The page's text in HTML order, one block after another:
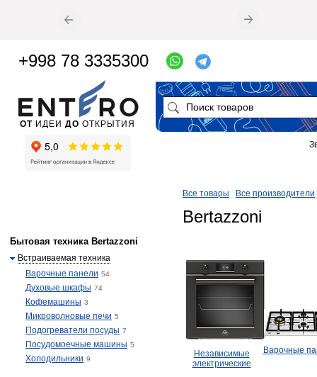
Все товары Все производители
Bertazzoni
Независимые
электрические
Варочные
Бытовая техника Bertazzoni
Встраиваемая техника
Варочные панели 54
Духовые шкафы 74
Кофемашины 3
Микроволновые печи 5
Подогреватели посуды 7
Посудомоечные машины 5
Холодильники 9
ОТ ИДЕИ ДО ОТКРЫТИЯ
+998 78 3335300